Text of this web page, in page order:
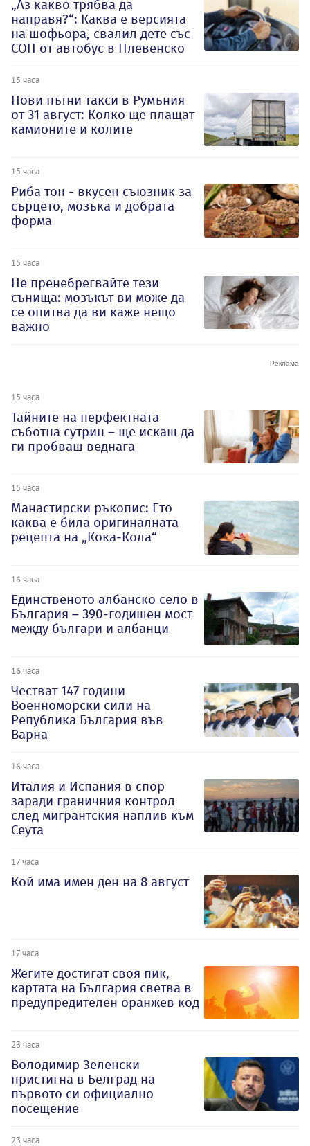
„Аз какво трябва да
направя?“: Каква е версията
на шофьора, свалил дете със
СОП от автобус в Плевенско
15 часа
Нови пътни такси в Румъния
от 31 август: Колко ще плащат
камионите и колите
15 часа
Риба тон - вкусен съюзник за
сърцето, мозъка и добрата
форма
15 часа
Не пренебрегвайте тези
сънища: мозъкът ви може да
се опитва да ви каже нещо
важно
15 часа
Тайните на перфектната
съботна сутрин – ще искаш да
ги пробваш веднага
15 часа
Манастирски ръкопис: Ето
каква е била оригиналната
рецепта на „Кока-Кола“
16 часа
Единственото албанско село в
България – 390-годишен мост
между българи и албанци
16 часа
Честват 147 години
Военноморски сили на
Република България във
Варна
16 часа
Италия и Испания в спор
заради граничния контрол
след мигрантския наплив към
Сеута
17 часа
Кой има имен ден на 8 август
17 часа
Жегите достигат своя пик,
картата на България светва в
предупредителен оранжев код
23 часа
Володимир Зеленски
пристигна в Белград на
първото си официално
посещение
23 часа